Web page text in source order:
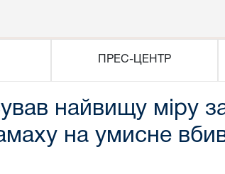
ПРЕС-ЦЕНТР
найвищу міру
на умисне